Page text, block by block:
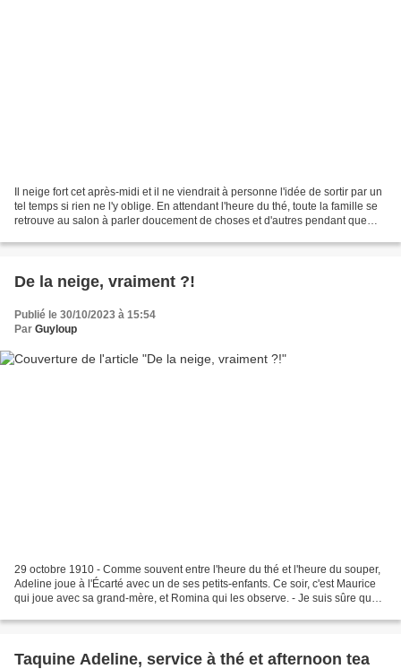
Il neige fort cet après-midi et il ne viendrait à personne l'idée de sortir par un
tel temps si rien ne l'y oblige. En attendant l'heure du thé, toute la famille se
retrouve au salon à parler doucement de choses et d'autres pendant que
De la neige, vraiment ?!
Publié le 30/10/2023 à 15:54
Par Guyloup
29 octobre 1910 - Comme souvent entre l'heure du thé et l'heure du souper,
Adeline joue à l'Écarté avec un de ses petits-enfants. Ce soir, c'est Maurice
qui joue avec sa grand-mère, et Romina qui les observe. - Je suis sûre que
Taquine Adeline, service à thé et afternoon tea